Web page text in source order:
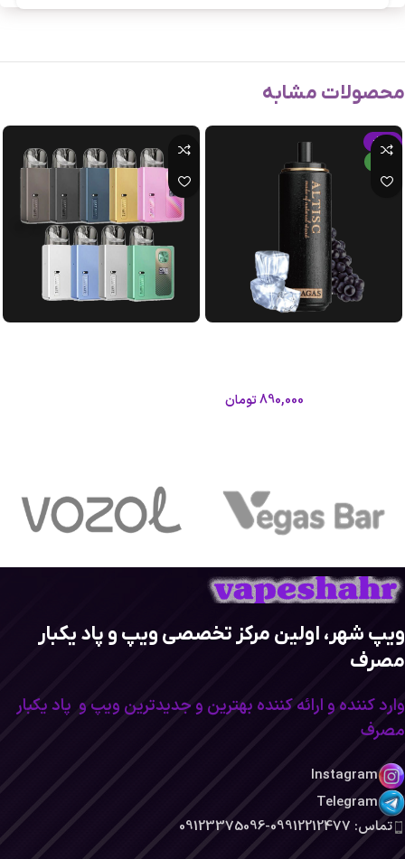
محصولات مشابه
-15%
890,000تومان
ویپ شهر، اولین مرکز تخصصی ویپ و پاد یکبار
مصرف
وارد کننده و ارائه کننده بهترین و جدیدترین ویپ و پاد یکبار
مصرف
Instagram
Telegram
تماس: 09912212477-09123375096